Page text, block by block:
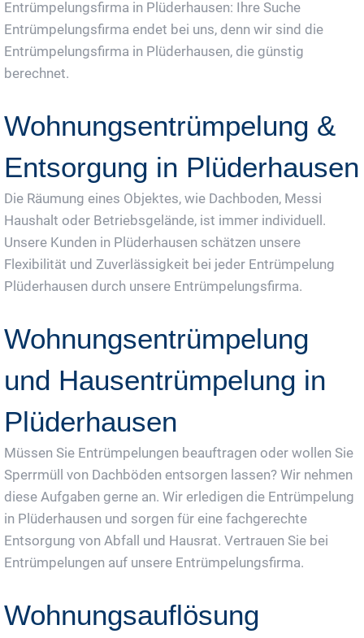
Entrümpelungsfirma in Plüderhausen: Ihre Suche
Entrümpelungsfirma endet bei uns, denn wir sind die
Entrümpelungsfirma in Plüderhausen, die günstig
berechnet.
Wohnungsentrümpelung &
Entsorgung in Plüderhausen
Die Räumung eines Objektes, wie Dachboden, Messi
Haushalt oder Betriebsgelände, ist immer individuell.
Unsere Kunden in Plüderhausen schätzen unsere
Flexibilität und Zuverlässigkeit bei jeder Entrümpelung
Plüderhausen durch unsere Entrümpelungsfirma.
Wohnungsentrümpelung
und Hausentrümpelung in
Plüderhausen
Müssen Sie Entrümpelungen beauftragen oder wollen Sie
Sperrmüll von Dachböden entsorgen lassen? Wir nehmen
diese Aufgaben gerne an. Wir erledigen die Entrümpelung
in Plüderhausen und sorgen für eine fachgerechte
Entsorgung von Abfall und Hausrat. Vertrauen Sie bei
Entrümpelungen auf unsere Entrümpelungsfirma.
Wohnungsauflösung